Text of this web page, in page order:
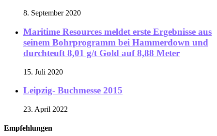
8. September 2020
Maritime Resources meldet erste Ergebnisse aus
seinem Bohrprogramm bei Hammerdown und
durchteuft 8,01 g/t Gold auf 8,88 Meter
15. Juli 2020
Leipzig- Buchmesse 2015
23. April 2022
Empfehlungen